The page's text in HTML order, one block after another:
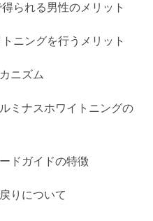
られる男性のメリット
ニングを行うメリット
ニズム
ミナスホワイトニングの
ドガイドの特徴
りについて